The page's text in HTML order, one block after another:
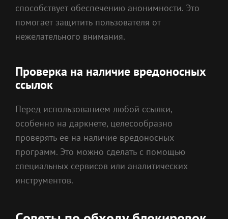
способствует обеспечению анонимности. Это
помогает защитить пользователя от
нежелательного внимания.
Проверка на наличие вредоносных
ссылок
Перед использованием любой ссылки,
особенно на даркнете, целесообразно
проверять ее на наличие вредоносных
программ. Это можно сделать с помощью
специальных сервисов или аналитических
инструментов.